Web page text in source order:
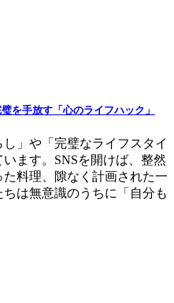
を手放す「心のライフハック」
」や「完璧なライフスタイ
ます。SNSを開けば、整然
料理、隙なく計画された一
は無意識のうちに「自分も